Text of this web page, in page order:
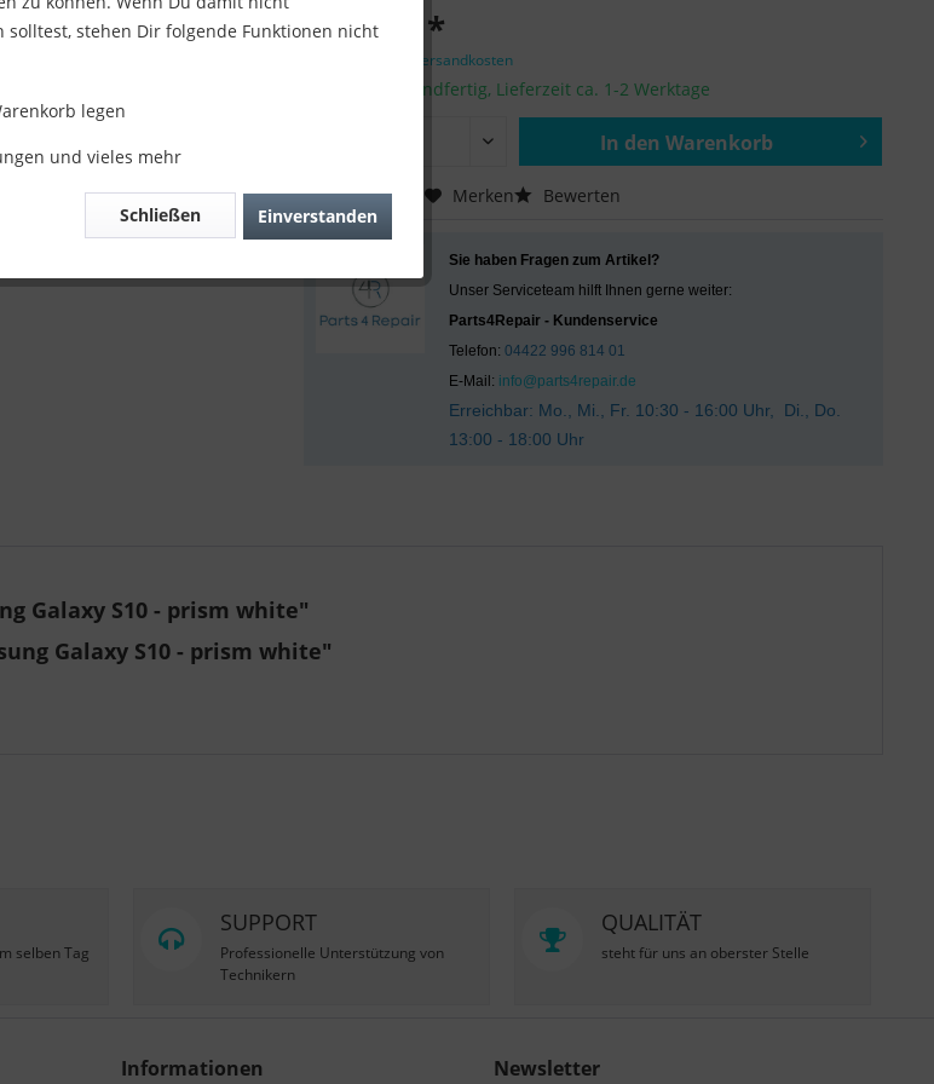
29,90 € *
zzgl. Versandkosten
Sofort versandfertig, Lieferzeit ca. 1-2 Werktage
In den Warenkorb
Vergleichen Merken Bewerten
Sie haben Fragen zum Artikel?
Unser Serviceteam hilft Ihnen gerne weiter:
Parts4Repair - Kundenservice
Telefon:04422 996 814 01
E-Mail: info@parts4repair.de
Erreichbar: Mo., Mi., Fr. 10:30 - 16:00 Uhr, Di., Do.
13:00 - 18:00 Uhr
Galaxy S10 - prism white"
Galaxy S10 - prism white"
selben Tag
SUPPORT
Professionelle Unterstützung von
Technikern
QUALITÄT
steht für uns an oberster Stelle
Informationen Newsletter
solltest, stehen Dir folgende Funktionen nicht
legen
und vieles mehr
Einverstanden
Schließen